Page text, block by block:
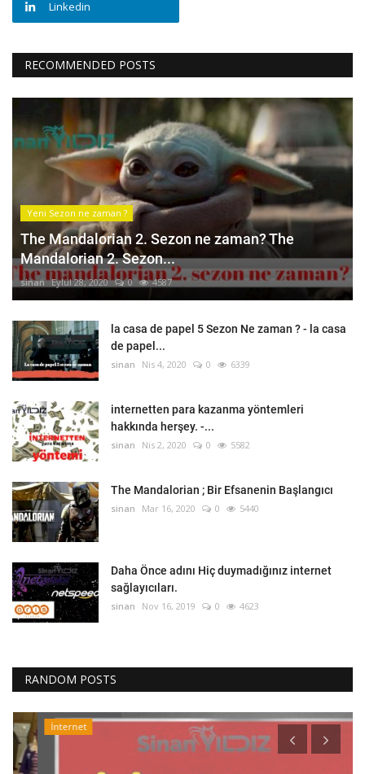
Linkedin
RECOMMENDED POSTS
Yeni Sezon ne zaman ?
The Mandalorian 2. Sezon ne zaman? The
Mandalorian 2. Sezon...
sinan Eylül 28, 2020 0 4587
la casa de papel 5 Sezon Ne zaman ? - la casa
de papel...
sinan Nis 4, 2020 0 6339
internetten para kazanma yöntemleri
hakkında herşey. -...
sinan Nis 2, 2020 0 5582
The Mandalorian ; Bir Efsanenin Başlangıcı
sinan Mar 16, 2020 0 5440
Daha Önce adını Hiç duymadığınız internet
sağlayıcıları.
sinan Nov 16, 2019 0 4623
RANDOM POSTS
İnternet